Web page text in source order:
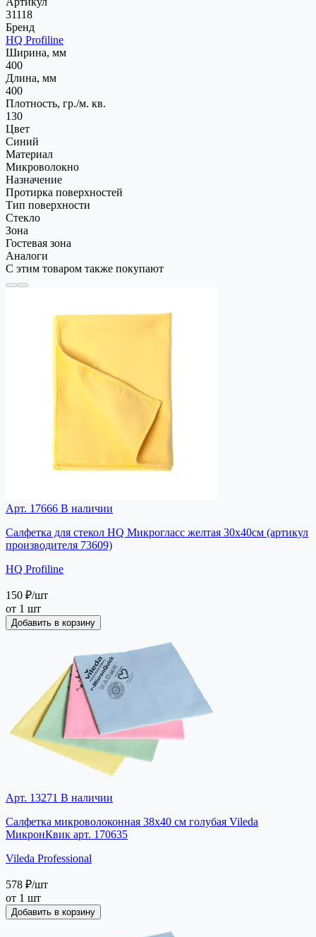
31118
Бренд
HQ Profiline
Ширина, мм
400
Длина, мм
400
Плотность, гр./м. кв.
130
Цвет
Синий
Материал
Микроволокно
Назначение
Протирка поверхностей
Тип поверхности
Стекло
Зона
Гостевая зона
Аналоги
С этим товаром также покупают
Арт. 17666 В наличии
Салфетка для стекол HQ Микрогласс желтая 30х40см (артикул
производителя 73609)
HQ Profiline
150 ₽/шт
от 1 шт
Добавить в корзину
Арт. 13271 В наличии
Салфетка микроволоконная 38х40 см голубая Vileda
МикронКвик арт. 170635
Vileda Professional
578 ₽/шт
от 1 шт
Добавить в корзину